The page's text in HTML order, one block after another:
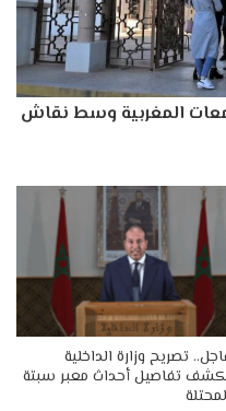
المغربية وسط نقاش
تصريح وزارة الداخلية
تفاصيل أحداث معبر سبتة